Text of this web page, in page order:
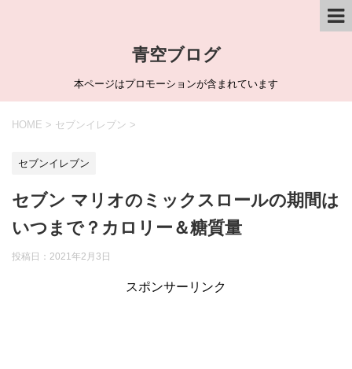
青空ブログ
本ページはプロモーションが含まれています
HOME > セブンイレブン >
セブンイレブン
セブン マリオのミックスロールの期間は
いつまで？カロリー＆糖質量
投稿日： 2021年2月3日
スポンサーリンク